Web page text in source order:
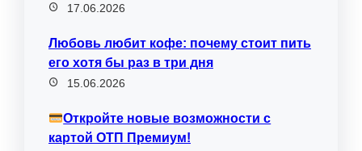
17.06.2026
Любовь любит кофе: почему стоит пить
его хотя бы раз в три дня
15.06.2026
Откройте новые возможности с
картой ОТП Премиум!